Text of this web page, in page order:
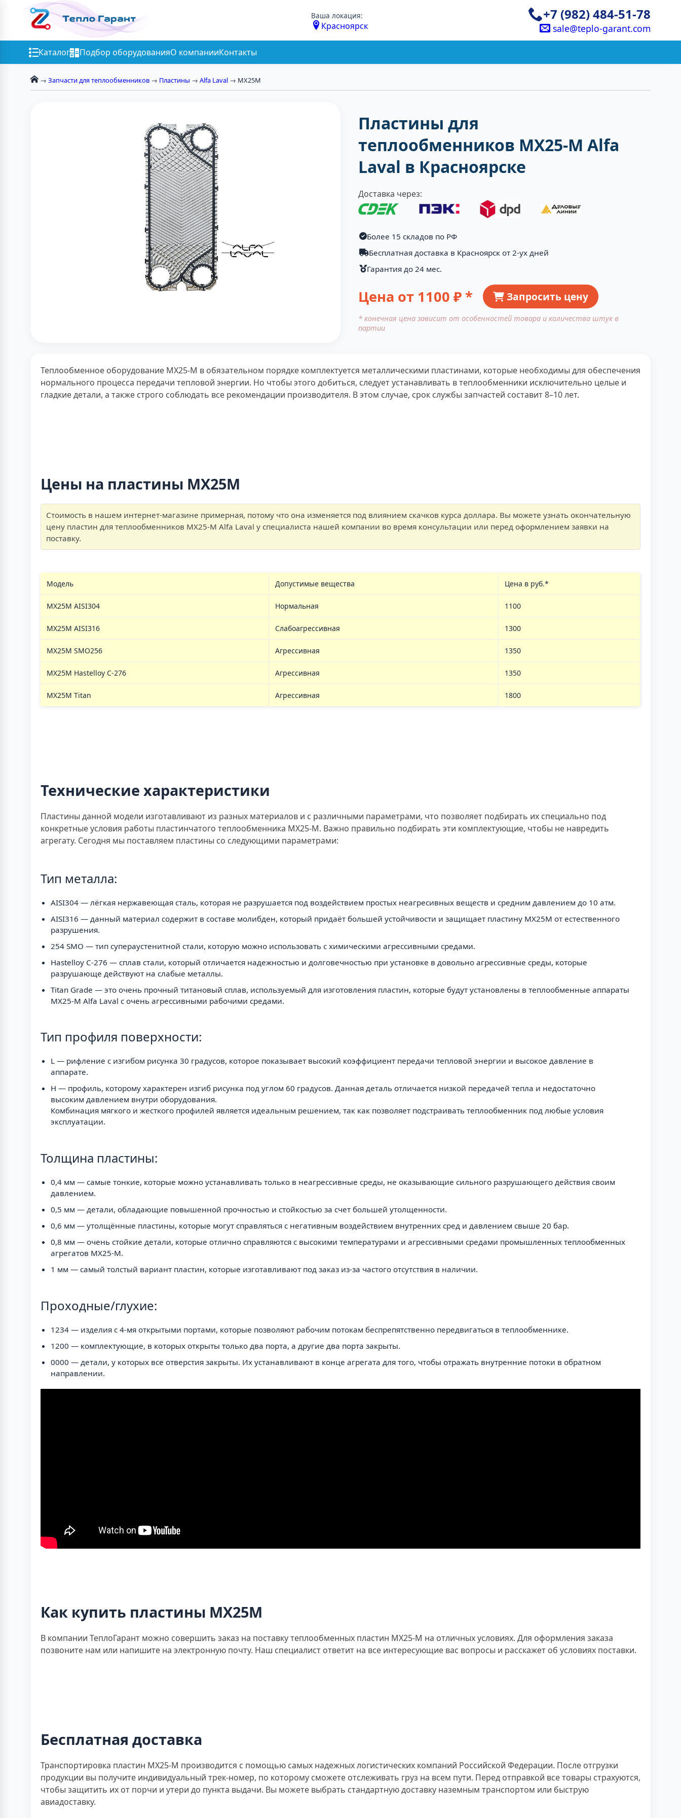
Ваша локация:
Красноярск
+7 (982) 484-51-78
sale@teplo-garant.com
Каталог Подбор оборудованияО компанииКонтакты
→ Запчасти для теплообменников → Пластины → Alfa Laval → MX25M
Пластины для
теплообменников MX25-M Alfa
Laval в Красноярске
Доставка через:
Более 15 складов по РФ
Бесплатная доставка в Красноярск от 2-ух дней
Гарантия до 24 мес.
Цена от 1100 ₽ * Запросить цену
* конечная цена зависит от особенностей товара и количества штук в
партии
Теплообменное оборудование MX25-M в обязательном порядке комплектуется металлическими пластинами, которые необходимы для обеспечения
нормального процесса передачи тепловой энергии. Но чтобы этого добиться, следует устанавливать в теплообменники исключительно целые и
гладкие детали, а также строго соблюдать все рекомендации производителя. В этом случае, срок службы запчастей составит 8–10 лет.
Цены на пластины MX25M
Стоимость в нашем интернет-магазине примерная, потому что она изменяется под влиянием скачков курса доллара. Вы можете узнать окончательную
цену пластин для теплообменников MX25-M Alfa Laval у специалиста нашей компании во время консультации или перед оформлением заявки на
поставку.
Модель Допустимые вещества Цена в руб.*
MX25M AISI304 Нормальная 1100
MX25M AISI316 Слабоагрессивная 1300
MX25M SMO256 Агрессивная 1350
MX25M Hastelloy C-276 Агрессивная 1350
MX25M Titan Агрессивная 1800
Технические характеристики
Пластины данной модели изготавливают из разных материалов и с различными параметрами, что позволяет подбирать их специально под
конкретные условия работы пластинчатого теплообменника MX25-M. Важно правильно подбирать эти комплектующие, чтобы не навредить
агрегату. Сегодня мы поставляем пластины со следующими параметрами:
Тип металла:
AISI304 — лёгкая нержавеющая сталь, которая не разрушается под воздействием простых неагресивных веществ и средним давлением до 10 атм.
AISI316 — данный материал содержит в составе молибден, который придаёт большей устойчивости и защищает пластину MX25M от естественного
разрушения.
254 SMO — тип супераустенитной стали, которую можно использовать с химическими агрессивными средами.
Hastelloy C-276 — сплав стали, который отличается надежностью и долговечностью при установке в довольно агрессивные среды, которые
разрушающе действуют на слабые металлы.
Titan Grade — это очень прочный титановый сплав, используемый для изготовления пластин, которые будут установлены в теплообменные аппараты
MX25-M Alfa Laval с очень агрессивными рабочими средами.
Тип профиля поверхности:
L — рифление с изгибом рисунка 30 градусов, которое показывает высокий коэффициент передачи тепловой энергии и высокое давление в
аппарате.
H — профиль, которому характерен изгиб рисунка под углом 60 градусов. Данная деталь отличается низкой передачей тепла и недостаточно
высоким давлением внутри оборудования.
Комбинация мягкого и жесткого профилей является идеальным решением, так как позволяет подстраивать теплообменник под любые условия
эксплуатации.
Толщина пластины:
0,4 мм — самые тонкие, которые можно устанавливать только в неагрессивные среды, не оказывающие сильного разрушающего действия своим
давлением.
0,5 мм — детали, обладающие повышенной прочностью и стойкостью за счет большей утолщенности.
0,6 мм — утолщённые пластины, которые могут справляться с негативным воздействием внутренних сред и давлением свыше 20 бар.
0,8 мм — очень стойкие детали, которые отлично справляются с высокими температурами и агрессивными средами промышленных теплообменных
агрегатов MX25-M.
1 мм — самый толстый вариант пластин, которые изготавливают под заказ из-за частого отсутствия в наличии.
Проходные/глухие:
1234 — изделия с 4-мя открытыми портами, которые позволяют рабочим потокам беспрепятственно передвигаться в теплообменнике.
1200 — комплектующие, в которых открыты только два порта, а другие два порта закрыты.
0000 — детали, у которых все отверстия закрыты. Их устанавливают в конце агрегата для того, чтобы отражать внутренние потоки в обратном
направлении.
Как купить пластины MX25M
В компании ТеплоГарант можно совершить заказ на поставку теплообменных пластин MX25-M на отличных условиях. Для оформления заказа
позвоните нам или напишите на электронную почту. Наш специалист ответит на все интересующие вас вопросы и расскажет об условиях поставки.
Бесплатная доставка
Транспортировка пластин MX25-M производится с помощью самых надежных логистических компаний Российской Федерации. После отгрузки
продукции вы получите индивидуальный трек-номер, по которому сможете отслеживать груз на всем пути. Перед отправкой все товары страхуются,
чтобы защитить их от порчи и утери до пункта выдачи. Вы можете выбрать стандартную доставку наземным транспортом или быструю
авиадоставку.